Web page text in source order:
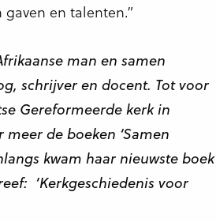
en talenten.”
man en samen
schrijver en docent. Tot voor
Gereformeerde kerk in
de boeken ‘Samen
kwam haar nieuwste boek
‘Kerkgeschiedenis voor